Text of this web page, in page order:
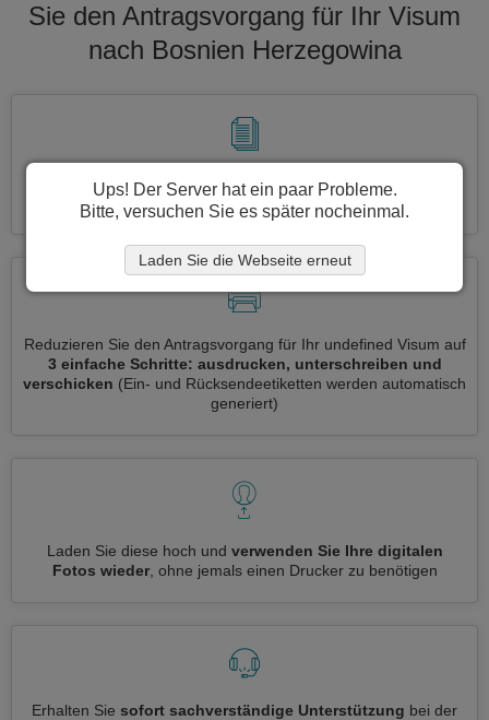
Sie den Antragsvorgang für Ihr Visum
nach Bosnien Herzegowina
Beantragen Sie mehrere Visa auf einmal, ganz automatisch,
ohne dass Sie Informationen wiederholt eingeben müssen
Reduzieren Sie den Antragsvorgang für Ihr undefined Visum auf
3 einfache Schritte: ausdrucken, unterschreiben und
verschicken (Ein- und Rücksendeetiketten werden automatisch
generiert)
Laden Sie diese hoch und verwenden Sie Ihre digitalen
Fotos wieder, ohne jemals einen Drucker zu benötigen
Erhalten Sie sofort sachverständige Unterstützung bei der
Ups! Der Server hat ein paar Probleme.
Bitte, versuchen Sie es später nocheinmal.
Laden Sie die Webseite erneut